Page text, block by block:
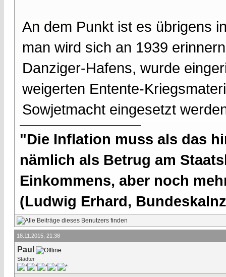
An dem Punkt ist es übrigens
man wird sich an 1939
Danziger-Hafens, wurde
weigerten Entente-
Sowjetmacht eingesetzt
"Die Inflation muss als das
nämlich als Betrug am
Einkommens, aber noch
(Ludwig Erhard,
18.11.2015, 21:38
Paul
Städter